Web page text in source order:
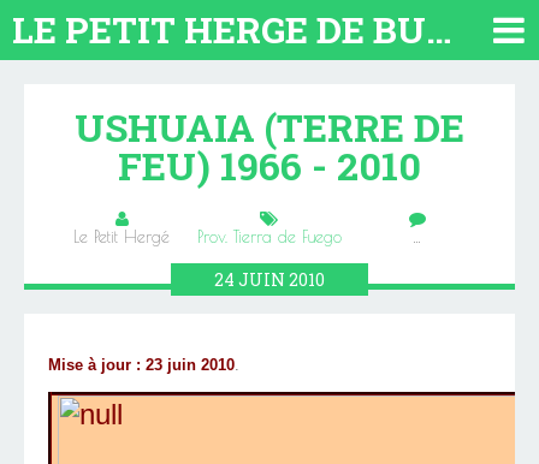
LE PETIT HERGE DE BUENOS AIRES 2026. TOUT SUR L'ARGENTINE
USHUAIA (TERRE DE
FEU) 1966 - 2010
Le Petit Hergé Prov. Tierra de Fuego …
24 JUIN 2010
Mise à jour : 23 juin 2010.